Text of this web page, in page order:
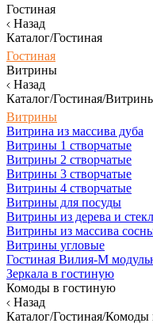
Гостиная
Назад
Каталог/Гостиная
Гостиная
Витрины
Назад
Каталог/Гостиная/
Витрины
Витрина из массива дуба
Витрины 1 створчатые
Витрины 2 створчатые
Витрины 3 створчатые
Витрины 4 створчатые
Витрины для посуды
Витрины из дерева и
Витрины из массива
Витрины угловые
Гостиная Вилия-М
Зеркала в гостиную
Комоды в гостиную
Назад
Каталог/Гостиная/